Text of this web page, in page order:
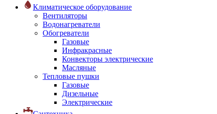
Климатическое оборудование
Вентиляторы
Водонагреватели
Обогреватели
Газовые
Инфракрасные
Конвекторы электрические
Масляные
Тепловые пушки
Газовые
Дизельные
Электрические